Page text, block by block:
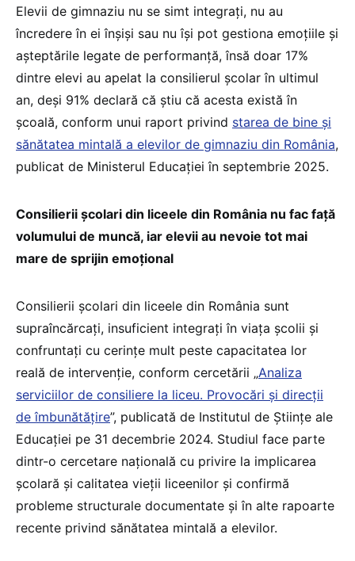
Elevii de gimnaziu nu se simt integrați, nu au
încredere în ei înșiși sau nu își pot gestiona emoțiile și
așteptările legate de performanță, însă doar 17%
dintre elevi au apelat la consilierul școlar în ultimul
an, deși 91% declară că știu că acesta există în
școală, conform unui raport privind starea de bine și
sănătatea mintală a elevilor de gimnaziu din România,
publicat de Ministerul Educației în septembrie 2025.
Consilierii școlari din liceele din România nu fac față
volumului de muncă, iar elevii au nevoie tot mai
mare de sprijin emoțional
Consilierii școlari din liceele din România sunt
supraîncărcați, insuficient integrați în viața școlii și
confruntați cu cerințe mult peste capacitatea lor
reală de intervenție, conform cercetării „Analiza
serviciilor de consiliere la liceu. Provocări și direcții
de îmbunătățire”, publicată de Institutul de Științe ale
Educației pe 31 decembrie 2024. Studiul face parte
dintr-o cercetare națională cu privire la implicarea
școlară și calitatea vieții liceenilor și confirmă
probleme structurale documentate și în alte rapoarte
recente privind sănătatea mintală a elevilor.